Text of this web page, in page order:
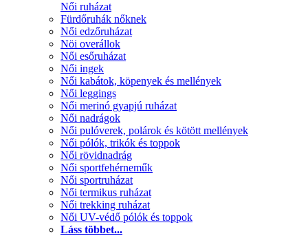
Női ruházat
Fürdőruhák nőknek
Női edzőruházat
Nöi overállok
Női esőruházat
Női ingek
Női kabátok, köpenyek és mellények
Női leggings
Női merinó gyapjú ruházat
Női nadrágok
Női pulóverek, polárok és kötött mellények
Női pólók, trikók és toppok
Női rövidnadrág
Női sportfehérneműk
Női sportruházat
Női termikus ruházat
Női trekking ruházat
Női UV-védő pólók és toppok
Láss többet...